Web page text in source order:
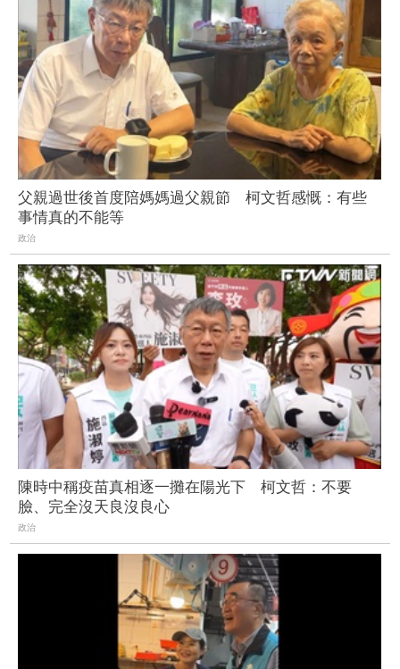
父親過世後首度陪媽媽過父親節 柯文哲感慨：有些
事情真的不能等
政治
陳時中稱疫苗真相逐一攤在陽光下 柯文哲：不要
臉、完全沒天良沒良心
政治